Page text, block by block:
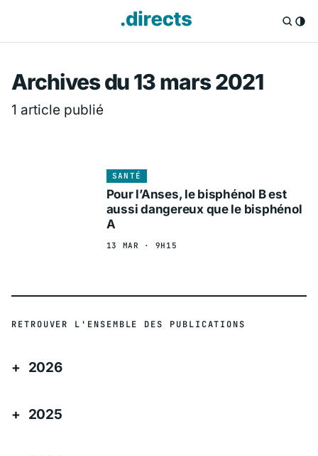
Directs.fr —
Archives du 13 mars 2021
1 article publié
SANTÉ
Pour l’Anses, le bisphénol B est
aussi dangereux que le bisphénol
A
13 MAR · 9H15
RETROUVER L'ENSEMBLE DES PUBLICATIONS
2026
2025